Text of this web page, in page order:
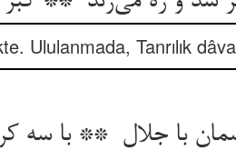
Ululanmada, Tanrılık